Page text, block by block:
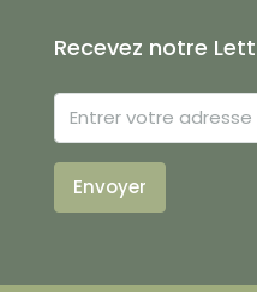
Recevez notre
Envoyer